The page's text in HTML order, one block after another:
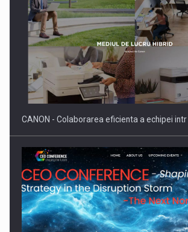
Producatorii si comerciantii care nu se supun
reglementari…
CANON - Colaborarea eficienta a echipei intr